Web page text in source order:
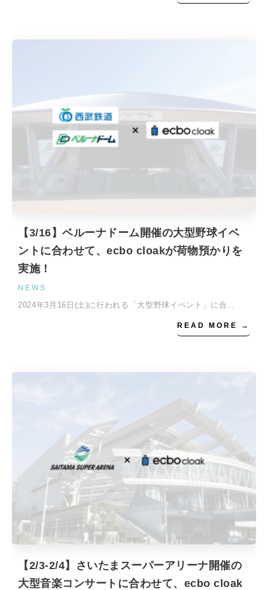
【3/16】ベルーナドーム開催の大型野球イベ
ントに合わせて、ecbo cloakが荷物預かりを
実施！
NEWS
2024年3月16日(土)に行われる「大型野球イベント」に合…
READ MORE →
【2/3-2/4】さいたまスーパーアリーナ開催の
大型音楽コンサートに合わせて、ecbo cloak